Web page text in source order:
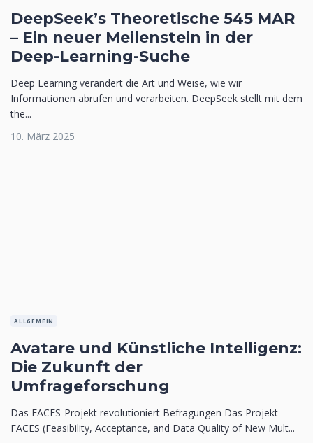
DeepSeek’s Theoretische 545 MAR
– Ein neuer Meilenstein in der
Deep-Learning-Suche
Deep Learning verändert die Art und Weise, wie wir
Informationen abrufen und verarbeiten. DeepSeek stellt mit dem
the...
10. März 2025
ALLGEMEIN
Avatare und Künstliche Intelligenz:
Die Zukunft der
Umfrageforschung
Das FACES-Projekt revolutioniert Befragungen Das Projekt
FACES (Feasibility, Acceptance, and Data Quality of New Mult...